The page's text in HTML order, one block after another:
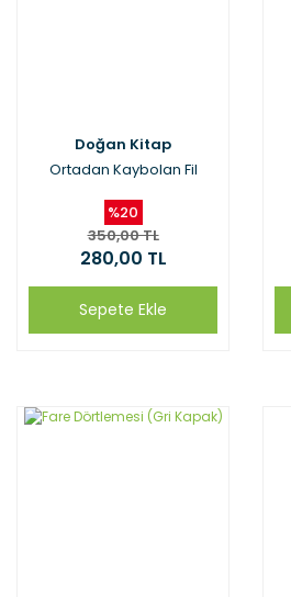
Doğan Kitap
Ortadan Kaybolan Fil
%20
350,00 TL
280,00 TL
Sepete Ekle